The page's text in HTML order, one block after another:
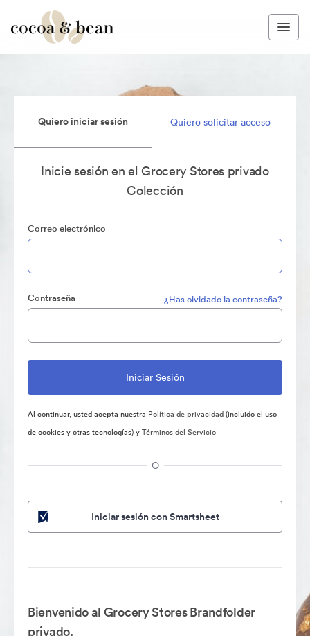
Quiero iniciar sesión Quiero solicitar acceso
Inicie sesión en el Grocery Stores privado
Colección
Correo electrónico
Contraseña ¿Has olvidado la contraseña?
Al continuar, usted acepta nuestra Política de privacidad(incluido el uso
de cookies y otras tecnologías) yTérminos del Servicio
O
Iniciar sesión con Smartsheet
Bienvenido al Grocery Stores Brandfolder
privado.